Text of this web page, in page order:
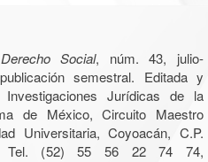
Social, núm. 43, julio-
semestral. Editada y
Jurídicas de la
de México, Circuito Maestro
Universitaria, Coyoacán, C.P.
Tel. (52) 55 56 22 74 74,